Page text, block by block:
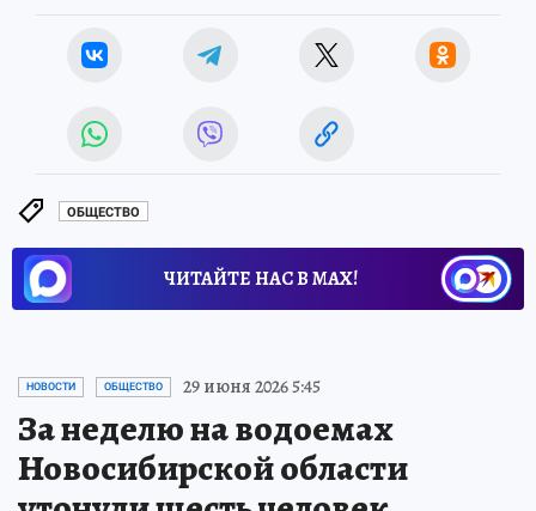
ОБЩЕСТВО
ЧИТАЙТЕ НАС В МАХ!
НОВОСТИ ОБЩЕСТВО 29 июня 2026 5:45
За неделю на водоемах
Новосибирской области